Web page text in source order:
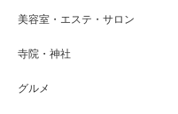
美容室・エステ・サロン
寺院・神社
グルメ